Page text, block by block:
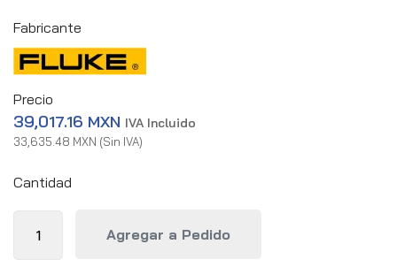
Fabricante
Precio
39,017.16 MXN IVA Incluido
33,635.48 MXN (Sin IVA)
Cantidad